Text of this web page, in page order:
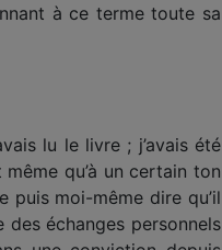
à ce terme toute sa
lu le livre ; j’avais été
qu’à un certain ton
puis moi-même dire qu’il
des échanges personnels